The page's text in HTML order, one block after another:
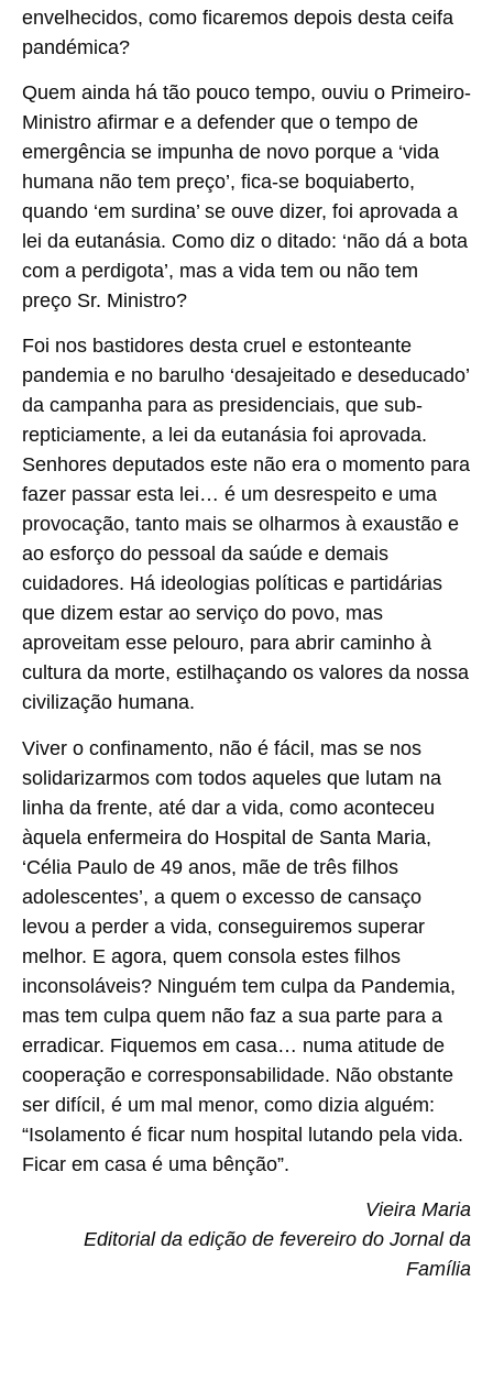
envelhecidos, como ficaremos depois desta ceifa
pandémica?
Quem ainda há tão pouco tempo, ouviu o Primeiro-
Ministro afirmar e a defender que o tempo de
emergência se impunha de novo porque a ‘vida
humana não tem preço’, fica-se boquiaberto,
quando ‘em surdina’ se ouve dizer, foi aprovada a
lei da eutanásia. Como diz o ditado: ‘não dá a bota
com a perdigota’, mas a vida tem ou não tem
preço Sr. Ministro?
Foi nos bastidores desta cruel e estonteante
pandemia e no barulho ‘desajeitado e deseducado’
da campanha para as presidenciais, que sub-
repticiamente, a lei da eutanásia foi aprovada.
Senhores deputados este não era o momento para
fazer passar esta lei… é um desrespeito e uma
provocação, tanto mais se olharmos à exaustão e
ao esforço do pessoal da saúde e demais
cuidadores. Há ideologias políticas e partidárias
que dizem estar ao serviço do povo, mas
aproveitam esse pelouro, para abrir caminho à
cultura da morte, estilhaçando os valores da nossa
civilização humana.
Viver o confinamento, não é fácil, mas se nos
solidarizarmos com todos aqueles que lutam na
linha da frente, até dar a vida, como aconteceu
àquela enfermeira do Hospital de Santa Maria,
‘Célia Paulo de 49 anos, mãe de três filhos
adolescentes’, a quem o excesso de cansaço
levou a perder a vida, conseguiremos superar
melhor. E agora, quem consola estes filhos
inconsoláveis? Ninguém tem culpa da Pandemia,
mas tem culpa quem não faz a sua parte para a
erradicar. Fiquemos em casa… numa atitude de
cooperação e corresponsabilidade. Não obstante
ser difícil, é um mal menor, como dizia alguém:
“Isolamento é ficar num hospital lutando pela vida.
Ficar em casa é uma bênção”.
Vieira Maria
Editorial da edição de fevereiro do Jornal da
Família